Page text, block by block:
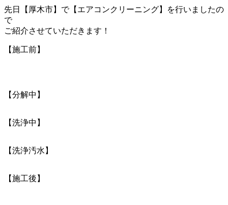
先日【厚木市】で【エアコンクリーニング】を行いましたの
で
ご紹介させていただきます！
【施工前】
【分解中】
【洗浄中】
【洗浄汚水】
【施工後】